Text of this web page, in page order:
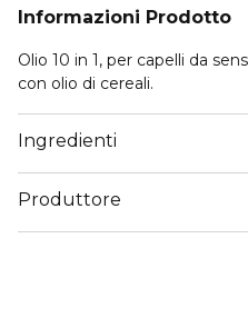
Informazioni Prodotto
Olio 10 in 1, per capelli da
con olio di cereali.
Ingredienti
Produttore